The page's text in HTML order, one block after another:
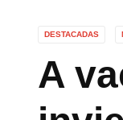
DESTACADAS
A